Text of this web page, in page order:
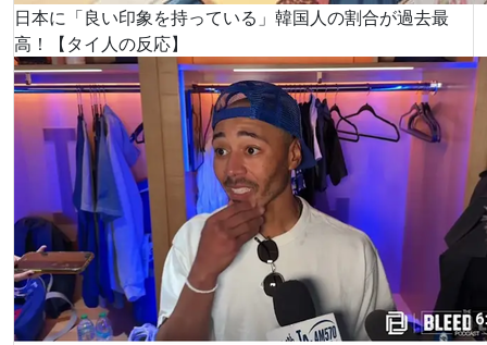
日本に「良い印象を持っている」韓国人の割合が過去最
高！【タイ人の反応】